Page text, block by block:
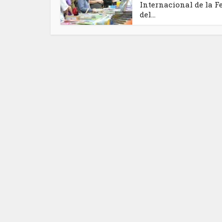
Internacional de la
del...